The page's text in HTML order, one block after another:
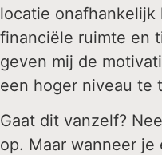
locatie
financiële ruimte en
geven mij de
een hoger niveau te
Gaat dit vanzelf?
op. Maar wanneer